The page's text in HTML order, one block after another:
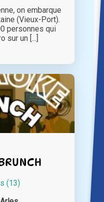
on embarque
(Vieux-Port).
personnes qui
sur un [...]
(13)